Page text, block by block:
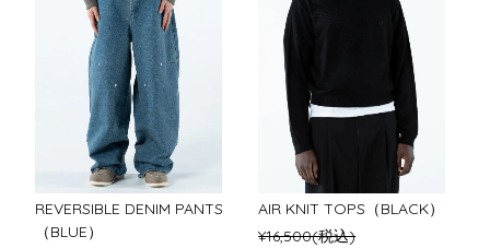
REVERSIBLE DENIM PANTS
（BLUE）
AIR KNIT TOPS（BLACK）
¥16,500(税込)